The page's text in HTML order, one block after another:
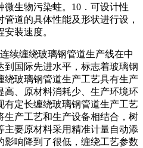
生物污染蛀。10．可设计性
道的具体性能及形状进行设，
装速度。
续缠绕玻璃钢管道生产线在中
国际先进水平，标志着玻璃钢
绕玻璃钢管道生产工艺具有生产
高、原材料消耗少、生产环境环
有定长缠绕玻璃钢管道生产工艺
生产工艺和生产设备相结合，树
主要原材料采用精准计量自动添
影响降到了很低，缠绕工艺参数